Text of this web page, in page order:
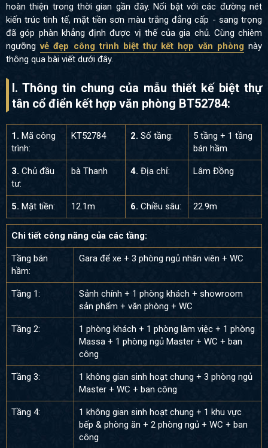
hoàn thiện trong thời gian gần đây. Nổi bật với các đường nét
kiến trúc tinh tế, mặt tiền sơn màu trắng đẳng cấp - sang trọng
đã góp phàn khẳng định được vị thế của gia chủ. Cùng chiêm
ngưỡngvẻ đẹp công trình biệt thự kết hợp văn phòng này
thông qua bài viết dưới đây.
I. Thông tin chung của mẫu thiết kế biệt thự
tân cổ điển kết hợp văn phòng BT52784:
1. Mã công
trình:
KT52784 2. Số tầng:
5 tầng + 1 tầng
bán hầm
3. Chủ đầu
tư:
bà Thanh 4. Địa chỉ: Lâm Đồng
5. Mặt tiền: 12.1m 6. Chiều sâu: 22.9m
Chi tiết công năng của các tầng:
Tầng bán
hầm:
Gara để xe + 3 phòng ngủ nhân viên + WC
Tầng 1:
Sảnh chính + 1 phòng khách + showroom
sản phẩm + văn phòng + WC
Tầng 2:
1 phòng khách + 1 phòng làm việc + 1 phòng
Massa + 1 phòng ngủ Master + WC + ban
công
Tầng 3:
1 không gian sinh hoạt chung + 3 phòng ngủ
Master + WC + ban công
Tầng 4:
1 không gian sinh hoạt chung + 1 khu vực
bếp & phòng ăn + 2 phòng ngủ + WC + ban
công